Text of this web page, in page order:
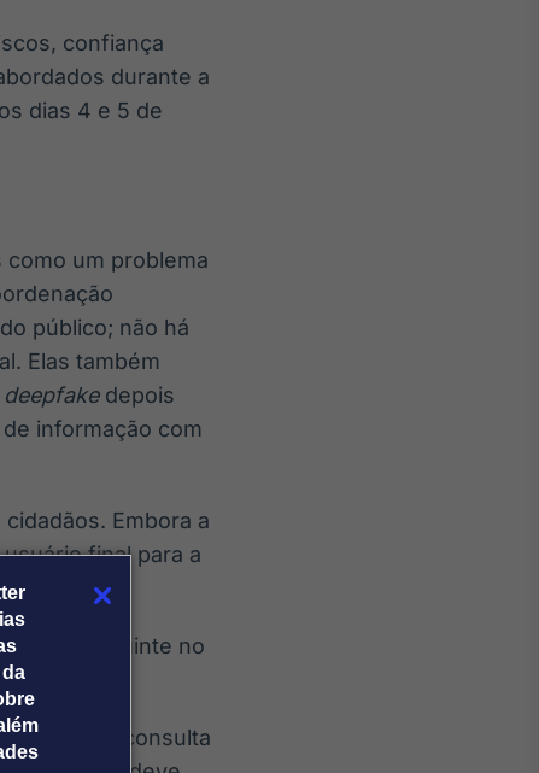
confiança
durante a
dias 4 e 5 de
como um problema
público; não há
Elas também
deepfakedepois
informação com
Embora a
final para a
o seguinte no
em consulta